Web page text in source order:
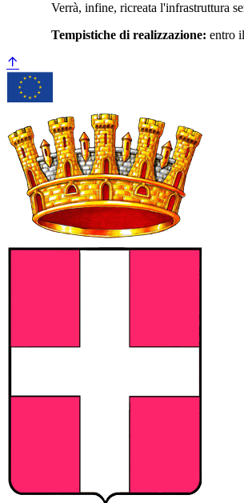
Verrà, infine, ricreata l'infrastruttura
Tempistiche di realizzazione: entro